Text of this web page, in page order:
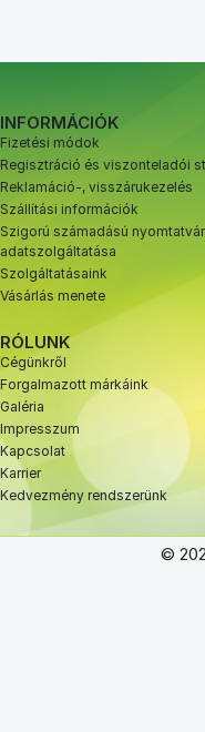
INFORMÁCIÓK
Fizetési módok
Regisztráció és viszonteladói
Reklamáció-, visszárukezelés
Szállítási információk
Szigorú számadású
adatszolgáltatása
Szolgáltatásaink
Vásárlás menete
RÓLUNK
Cégünkről
Forgalmazott márkáink
Galéria
Impresszum
Kapcsolat
Karrier
Kedvezmény rendszerünk
©